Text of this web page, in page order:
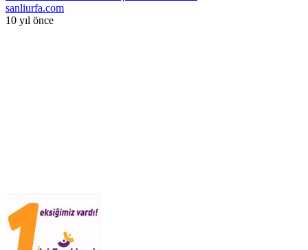
sanliurfa.com
10 yıl önce